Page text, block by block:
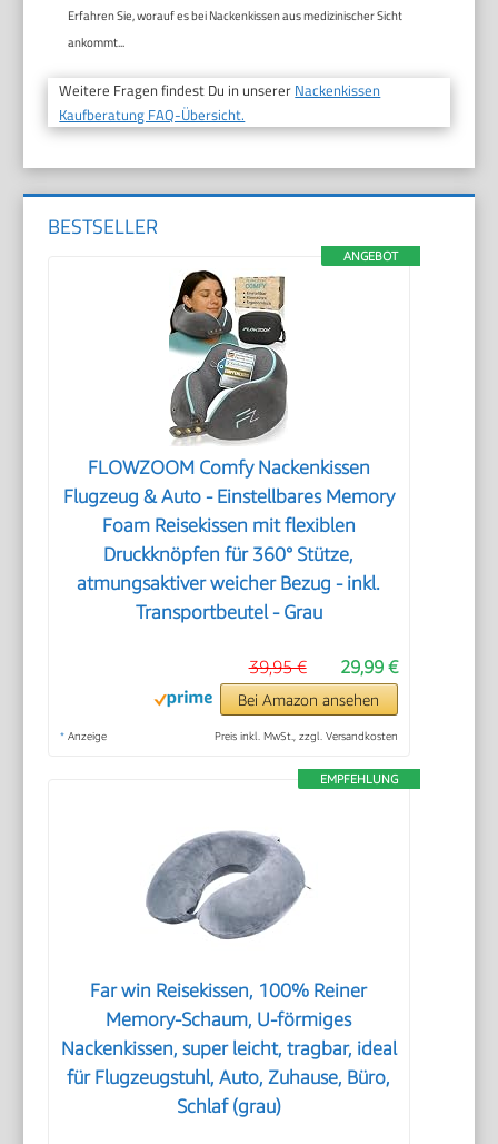
Erfahren Sie, worauf es bei Nackenkissen aus medizinischer Sicht
ankommt...
Weitere Fragen findest Du in unserer Nackenkissen
Kaufberatung FAQ-Übersicht.
BESTSELLER
ANGEBOT
FLOWZOOM Comfy Nackenkissen
Flugzeug & Auto - Einstellbares Memory
Foam Reisekissen mit flexiblen
Druckknöpfen für 360° Stütze,
atmungsaktiver weicher Bezug - inkl.
Transportbeutel - Grau
29,99 €
39,95 €
Bei Amazon ansehen
* Anzeige Preis inkl. MwSt., zzgl. Versandkosten
EMPFEHLUNG
Far win Reisekissen, 100% Reiner
Memory-Schaum, U-förmiges
Nackenkissen, super leicht, tragbar, ideal
für Flugzeugstuhl, Auto, Zuhause, Büro,
Schlaf (grau)